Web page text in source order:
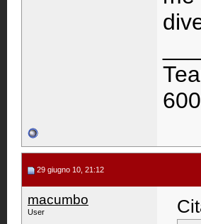
29 giugno 10, 21:12
macumbo
User